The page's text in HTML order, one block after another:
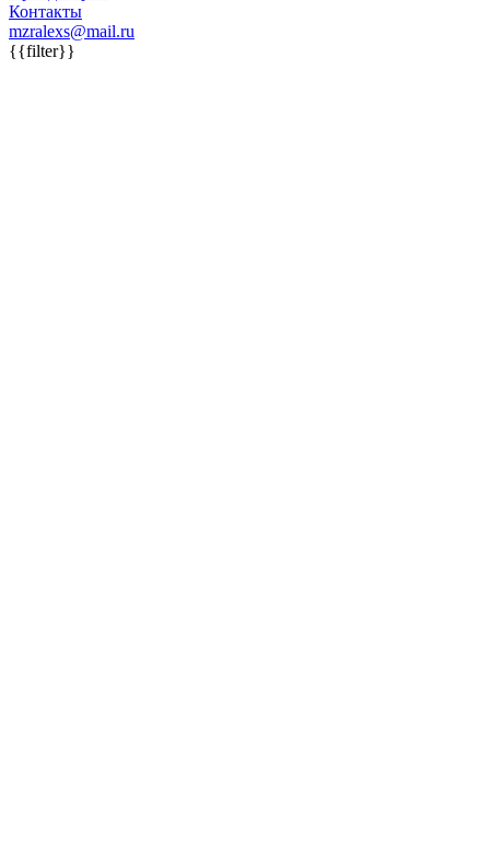
Контакты
mzralexs@mail.ru
{{filter}}